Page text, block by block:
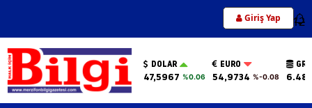
Giriş Yap 12
DOLAR
47,5967 %0.06
EURO
54,9734 %-0.08